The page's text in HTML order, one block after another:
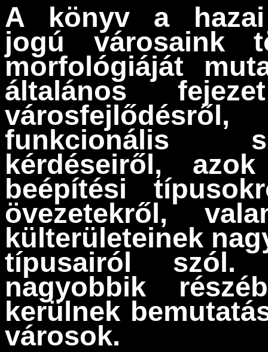
A könyv a
jogú városaink
morfológiáját
általános
funkcionális
kérdéseiről,
beépítési
övezetekről,
külterületeinek
típusairól
nagyobbik
kerülnek
városok.